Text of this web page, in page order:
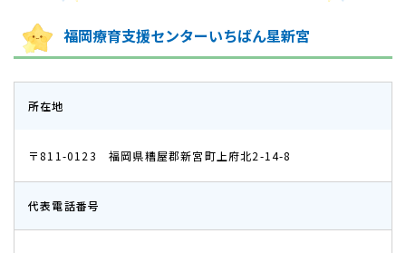
福岡療育支援センターいちばん星新宮
所在地
〒811-0123 福岡県糟屋郡新宮町上府北2-14-8
代表電話番号